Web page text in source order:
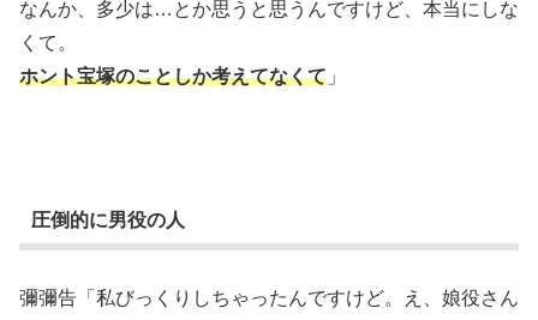
なんか、多少は…とか思うと思うんですけど、本当にしな
くて。
ホント宝塚のことしか考えてなくて 」
圧倒的に男役の人
彌彌告「私びっくりしちゃったんですけど。え、娘役さん